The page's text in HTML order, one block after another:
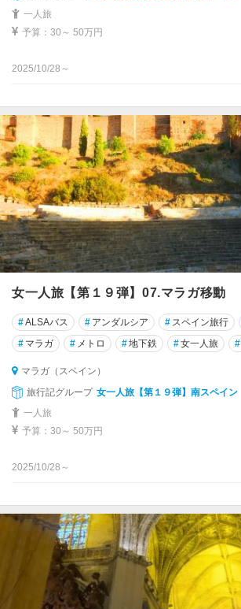
一人旅
予算：30～ 50万円
2025/10/28～
女一人旅【第１９弾】07.マラガ移動
#ALSAバス # アンダルシア # スペイン旅行
# マラガ # メトロ #地下鉄 #女一人旅 #
マラガ（スペイン）
旅行記グループ 女一人旅【第１９弾】南スペイン
一人旅
予算：30～ 50万円
2025/10/28～